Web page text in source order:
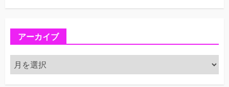
アーカイブ
ア
ー